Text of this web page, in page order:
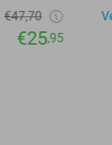
€47,70
€25,95